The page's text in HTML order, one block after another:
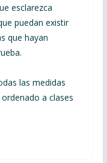
esclarezca
puedan existir
que hayan
las medidas
a clases